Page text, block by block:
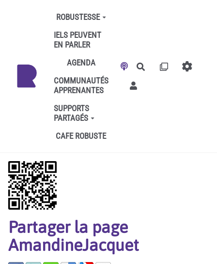
Aller au contenu principal
ROBUSTESSE
IELS PEUVENT
EN PARLER
AGENDA
COMMUNAUTÉS
APPRENANTES
SUPPORTS
PARTAGÉS
CAFE ROBUSTE
Rechercher
Partager la page
AmandineJacquet